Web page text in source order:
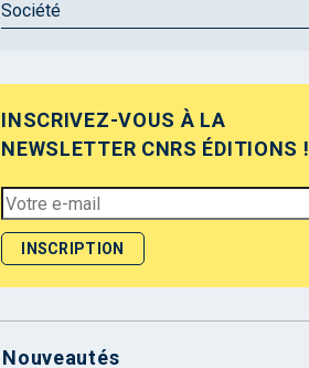
Société
INSCRIVEZ-VOUS À LA
NEWSLETTER CNRS ÉDITIONS !
Nouveautés